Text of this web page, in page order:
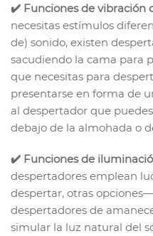
✔️ Funciones de vibración
necesitas estímulos
de) sonido, existen
sacudiendo la cama para
que necesitas para
presentarse en forma de
al despertador que
debajo de la almohada o
✔️ Funciones de
despertadores emplean
despertar, otras
despertadores de
simular la luz natural del